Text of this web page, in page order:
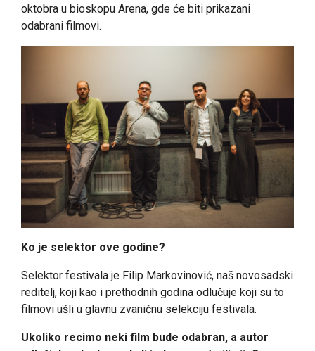
oktobra u bioskopu Arena, gde će biti prikazani
odabrani filmovi.
Ko je selektor ove godine?
Selektor festivala je Filip Markovinović, naš novosadski
reditelj, koji kao i prethodnih godina odlučuje koji su to
filmovi ušli u glavnu zvaničnu selekciju festivala.
Ukoliko recimo neki film bude odabran, a autor